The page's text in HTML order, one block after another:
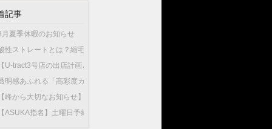
記事
月夏季休暇のお知らせ
性ストレートとは？縮毛矯正との違いやU-tractの酸性ストレートが選ばれている
U-tract3号店の出店計画と今後の渡辺の出勤店舗について】
明感あふれる「高彩度カラー」が人気！大人女性が選ぶこの夏最旬のヘアカラー
峰から大切なお知らせ】10月1日から新店舗U-tractNorthGardenへ異動いたしま
ASUKA指名】土曜日予約が可能になりました！